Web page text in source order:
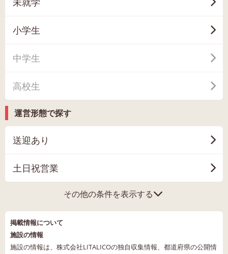
小学生
中学生
高校生
運営形態で探す
送迎あり
土日祝営業
その他の条件を表示する
掲載情報について
施設の情報
施設の情報は、株式会社LITALICOの独自収集情報、都道府県の公開情